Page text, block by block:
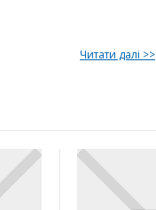
Читати далі >>